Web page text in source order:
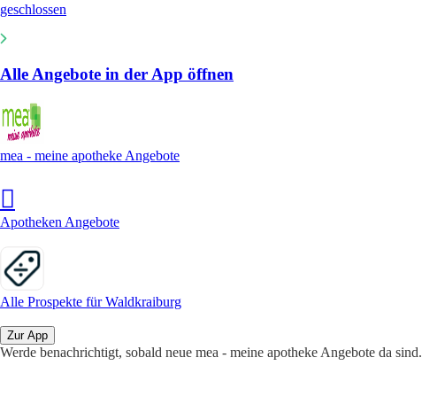
geschlossen
Alle Angebote in der App öffnen
mea - meine apotheke Angebote
Apotheken Angebote
Alle Prospekte für Waldkraiburg
Zur App
Werde benachrichtigt, sobald neue mea - meine apotheke Angebote da sind.